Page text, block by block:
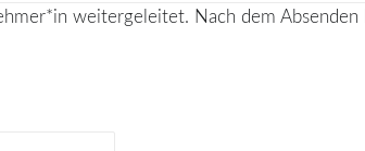
weitergeleitet. Nach dem Absenden